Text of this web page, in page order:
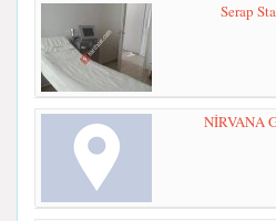
Serap
NİRVANA